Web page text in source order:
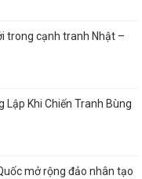
trong cạnh tranh Nhật –
Lập Khi Chiến Tranh Bùng
mở rộng đảo nhân tạo